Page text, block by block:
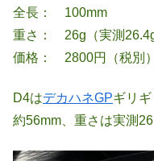
全長： 100mm
重さ： 26g（実測26.4g
価格： 2800円（税別）
D4はデカハネGPギリ
約56mm、重さは実測